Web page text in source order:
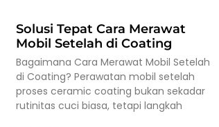
Solusi Tepat Cara Merawat
Mobil Setelah di Coating
Bagaimana Cara Merawat Mobil Setelah
di Coating? Perawatan mobil setelah
proses ceramic coating bukan sekadar
rutinitas cuci biasa, tetapi langkah